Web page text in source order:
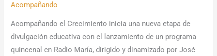
Acompañando
Acompañando el Crecimiento inicia una nueva etapa de
divulgación educativa con el lanzamiento de un programa
quincenal en Radio María, dirigido y dinamizado por José